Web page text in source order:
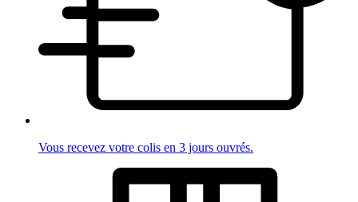
Vous recevez votre colis en 3 jours ouvrés.